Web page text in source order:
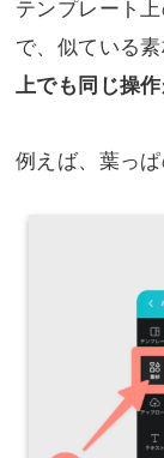
テンプレート
で、似ている
上でも同じ操
例えば、葉っ